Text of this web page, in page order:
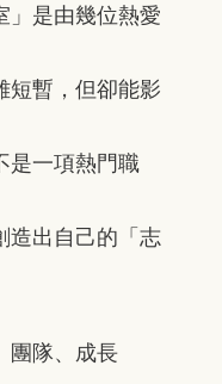
」是由幾位熱愛
短暫，但卻能影
是一項熱門職
造出自己的「志
團隊、成長